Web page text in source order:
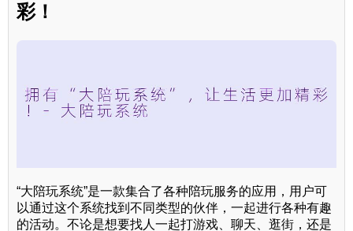
彩！
“大陪玩系统”是一款集合了各种陪玩服务的应用，用户可
以通过这个系统找到不同类型的伙伴，一起进行各种有趣
的活动。不论是想要找人一起打游戏、聊天、逛街，还是